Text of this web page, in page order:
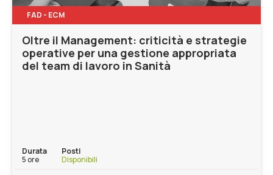
FAD - ECM
Oltre il Management: criticità e strategie
operative per una gestione appropriata
del team di lavoro in Sanità
Durata
5 ore
Posti
Disponibili